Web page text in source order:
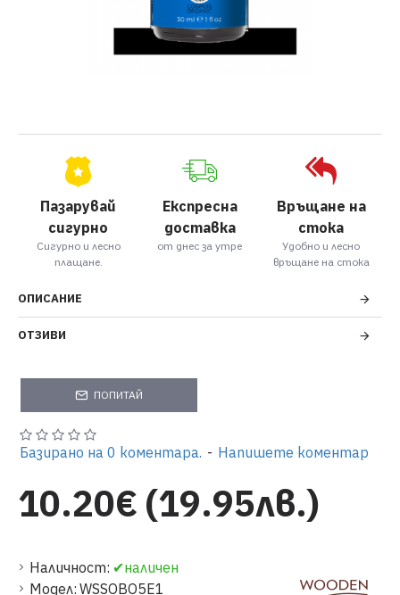
Пазарувай
сигурно
Сигурно и лесно
плащане.
Експресна
доставка
от днес за утре
Връщане на
стока
Удобно и лесно
връщане на стока
ОПИСАНИЕ
ОТЗИВИ
ПОПИТАЙ
Наличност: ✔наличен
Модел: WSSOBO5E1
Базирано на 0 коментара. - Напишете коментар
10.20€ (19.95лв.)